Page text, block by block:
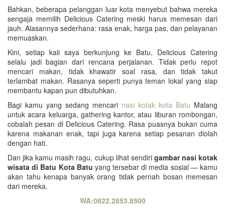
Bahkan, beberapa pelanggan luar kota menyebut bahwa mereka
sengaja memilih Delicious Catering meski harus memesan dari
jauh. Alasannya sederhana: rasa enak, harga pas, dan pelayanan
memuaskan.
Kini, setiap kali saya berkunjung ke Batu, Delicious Catering
selalu jadi bagian dari rencana perjalanan. Tidak perlu repot
mencari makan, tidak khawatir soal rasa, dan tidak takut
terlambat makan. Rasanya seperti punya teman lokal yang siap
membantu kapan pun dibutuhkan.
Bagi kamu yang sedang mencari nasi kotak kota Batu Malang
untuk acara keluarga, gathering kantor, atau liburan rombongan,
cobalah pesan di Delicious Catering. Rasa puasnya bukan cuma
karena makanan enak, tapi juga karena setiap pesanan diolah
dengan hati.
Dan jika kamu masih ragu, cukup lihat sendiri gambar nasi kotak
wisata di Batu Kota Batu yang tersebar di media sosial — kamu
akan tahu kenapa banyak orang tidak pernah bosan memesan
dari mereka.
WA:0822.2853.8500